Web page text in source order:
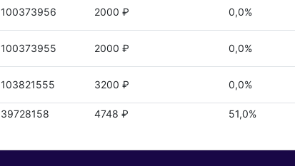
100373956 2000 ₽ 0,0%
100373955 2000 ₽ 0,0%
103821555 3200 ₽ 0,0%
39728158 4748 ₽ 51,0%